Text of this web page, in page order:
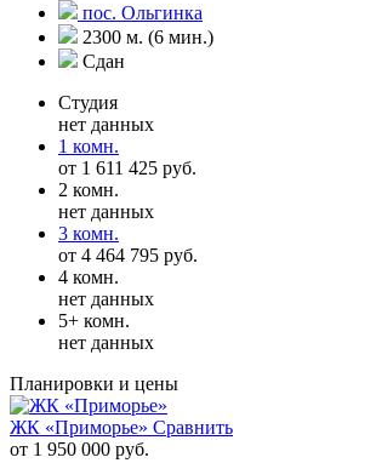
пос. Ольгинка
2300 м. (6 мин.)
Сдан
Студия
нет данных
1 комн.
от 1 611 425 руб.
2 комн.
нет данных
3 комн.
от 4 464 795 руб.
4 комн.
нет данных
5+ комн.
нет данных
Планировки и цены
ЖК «Приморье» Сравнить
от 1 950 000 руб.